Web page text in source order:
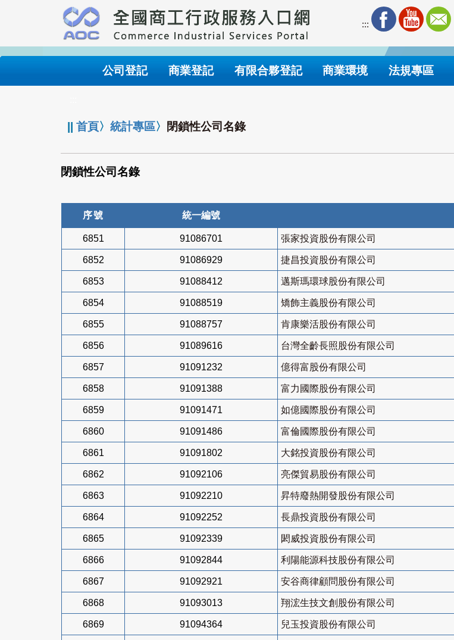
要
內
:::
公司登記 商業登記 有限合夥登記 商業環境 法規專區
||首頁〉統計專區〉 閉鎖性公司名錄
閉鎖性公司名錄
序號 統一編號
6851 91086701 張家投資股份有限公司
6852 91086929 捷昌投資股份有限公司
6853 91088412 邁斯瑪環球股份有限公司
6854 91088519 矯飾主義股份有限公司
6855 91088757 肯康樂活股份有限公司
6856 91089616 台灣全齡長照股份有限公司
6857 91091232 億得富股份有限公司
6858 91091388 富力國際股份有限公司
6859 91091471 如億國際股份有限公司
6860 91091486 富倫國際股份有限公司
6861 91091802 大銘投資股份有限公司
6862 91092106 亮傑貿易股份有限公司
6863 91092210 昇特廢熱開發股份有限公司
6864 91092252 長鼎投資股份有限公司
6865 91092339 閎威投資股份有限公司
6866 91092844 利陽能源科技股份有限公司
6867 91092921 安谷商律顧問股份有限公司
6868 91093013 翔浤生技文創股份有限公司
6869 91094364 兒玉投資股份有限公司